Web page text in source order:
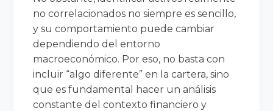
no correlacionados no siempre es sencillo,
y su comportamiento puede cambiar
dependiendo del entorno
macroeconómico. Por eso, no basta con
incluir “algo diferente” en la cartera, sino
que es fundamental hacer un análisis
constante del contexto financiero y